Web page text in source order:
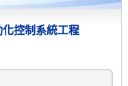
化控制系統工程